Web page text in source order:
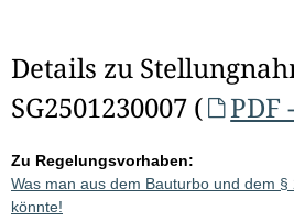
Details zu
SG2501230007 (
PDF
Zu Regelungsvorhaben:
Was man aus dem Bauturbo und dem
könnte!